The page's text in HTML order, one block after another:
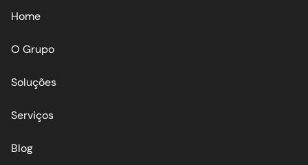
Home
O Grupo
Soluções
Serviços
Blog